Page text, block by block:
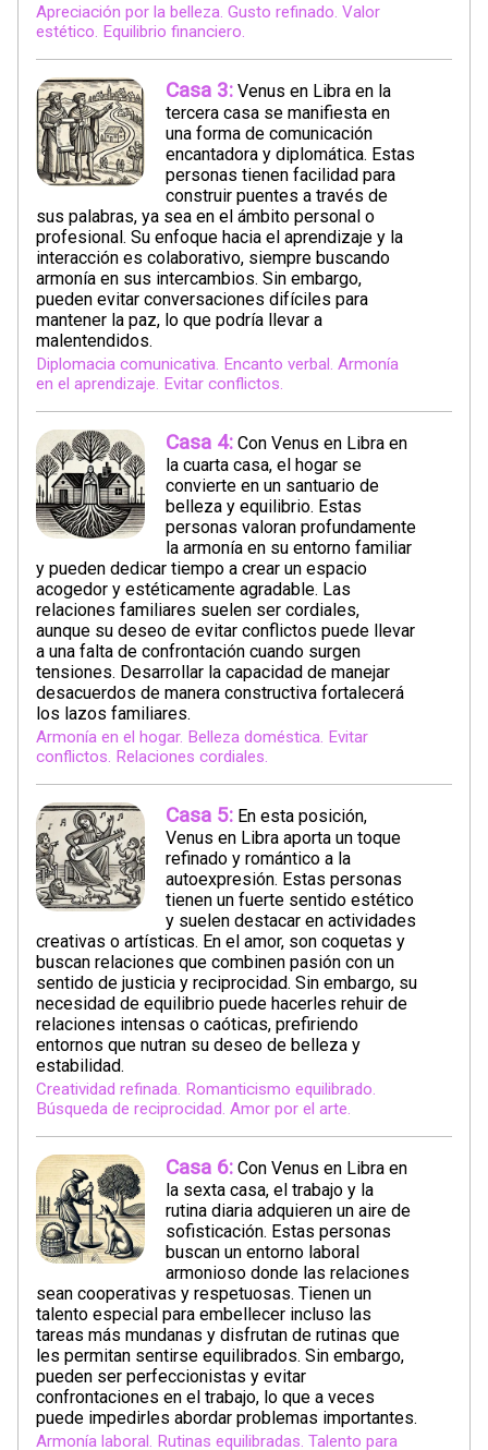
Apreciación por la belleza. Gusto refinado. Valor
estético. Equilibrio financiero.
Casa 3: Venus en Libra en la
tercera casa se manifiesta en
una forma de comunicación
encantadora y diplomática. Estas
personas tienen facilidad para
construir puentes a través de
sus palabras, ya sea en el ámbito personal o
profesional. Su enfoque hacia el aprendizaje y la
interacción es colaborativo, siempre buscando
armonía en sus intercambios. Sin embargo,
pueden evitar conversaciones difíciles para
mantener la paz, lo que podría llevar a
malentendidos.
Diplomacia comunicativa. Encanto verbal. Armonía
en el aprendizaje. Evitar conflictos.
Casa 4: Con Venus en Libra en
la cuarta casa, el hogar se
convierte en un santuario de
belleza y equilibrio. Estas
personas valoran profundamente
la armonía en su entorno familiar
y pueden dedicar tiempo a crear un espacio
acogedor y estéticamente agradable. Las
relaciones familiares suelen ser cordiales,
aunque su deseo de evitar conflictos puede llevar
a una falta de confrontación cuando surgen
tensiones. Desarrollar la capacidad de manejar
desacuerdos de manera constructiva fortalecerá
los lazos familiares.
Armonía en el hogar. Belleza doméstica. Evitar
conflictos. Relaciones cordiales.
Casa 5: En esta posición,
Venus en Libra aporta un toque
refinado y romántico a la
autoexpresión. Estas personas
tienen un fuerte sentido estético
y suelen destacar en actividades
creativas o artísticas. En el amor, son coquetas y
buscan relaciones que combinen pasión con un
sentido de justicia y reciprocidad. Sin embargo, su
necesidad de equilibrio puede hacerles rehuir de
relaciones intensas o caóticas, prefiriendo
entornos que nutran su deseo de belleza y
estabilidad.
Creatividad refinada. Romanticismo equilibrado.
Búsqueda de reciprocidad. Amor por el arte.
Casa 6: Con Venus en Libra en
la sexta casa, el trabajo y la
rutina diaria adquieren un aire de
sofisticación. Estas personas
buscan un entorno laboral
armonioso donde las relaciones
sean cooperativas y respetuosas. Tienen un
talento especial para embellecer incluso las
tareas más mundanas y disfrutan de rutinas que
les permitan sentirse equilibrados. Sin embargo,
pueden ser perfeccionistas y evitar
confrontaciones en el trabajo, lo que a veces
puede impedirles abordar problemas importantes.
Armonía laboral. Rutinas equilibradas. Talento para